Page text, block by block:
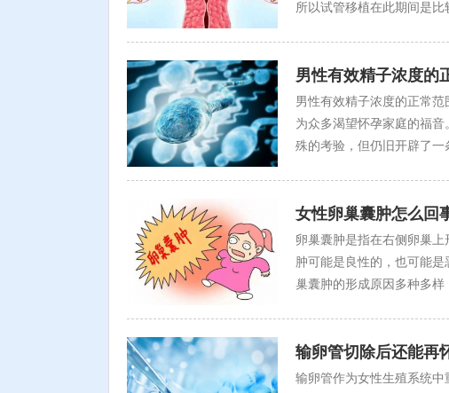
所以试管移植在此期间是
男性有效精子浓度的
男性有效精子浓度的正常
为众多渴望怀孕家庭的福
殊的考验，但仍旧开辟了
女性卵巢囊肿怎么回
卵巢囊肿是指在右侧卵巢
肿可能是良性的，也可能
巢囊肿的形成原因多种多
输卵管切除后还能再
输卵管作为女性生殖系统